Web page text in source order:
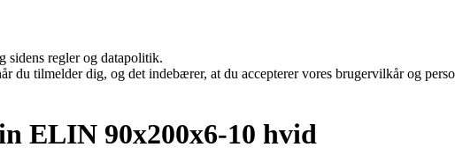
sidens regler og datapolitik.
du tilmelder dig, og det indebærer, at du accepterer vores brugervilkår og
ELIN 90x200x6-10 hvid